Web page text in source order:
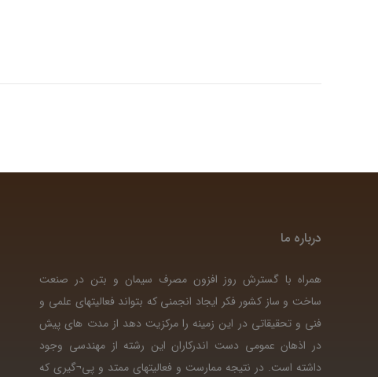
درباره ما
همراه با گسترش روز افزون مصرف سیمان و بتن در صنعت
ساخت و ساز کشور فکر ایجاد انجمنی که بتواند فعالیتهای علمی و
فنی و تحقیقاتی در این زمینه را مرکزیت دهد از مدت های پیش
در اذهان عمومی دست اندرکاران این رشته از مهندسی وجود
داشته است. در نتیجه ممارست و فعالیتهای ممتد و پی¬گیری که